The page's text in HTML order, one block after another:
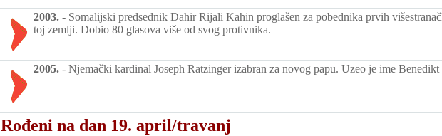
2003. - Somalijski predsednik Dahir Rijali Kahin proglašen za pobednika prvih
toj zemlji. Dobio 80 glasova više od svog protivnika.
2005. - Njemački kardinal Joseph Ratzinger izabran za novog papu. Uzeo je ime
Rođeni na dan 19. april/travanj